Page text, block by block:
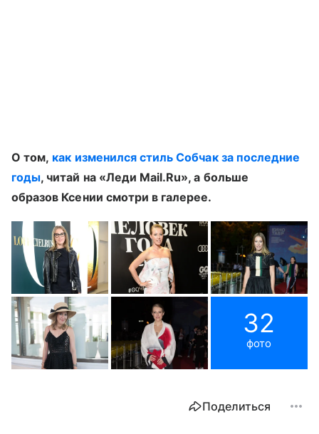
О том, как изменился стиль Собчак за последние
годы, читай на «Леди Mail.Ru», а больше
образов Ксении смотри в галерее.
32
фото
Поделиться